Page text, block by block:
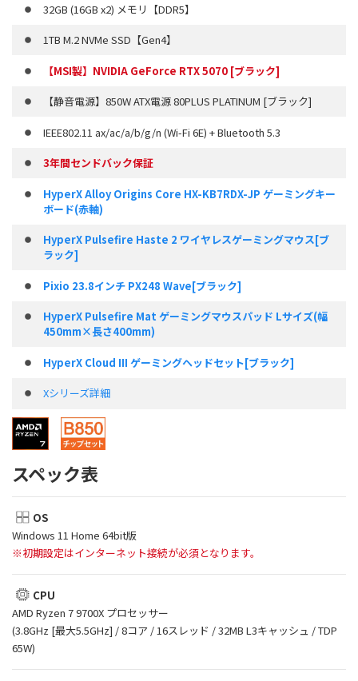
32GB (16GB x2) メモリ【DDR5】
1TB M.2 NVMe SSD【Gen4】
【MSI製】NVIDIA GeForce RTX 5070 [ブラック]
【静音電源】850W ATX電源 80PLUS PLATINUM [ブラック]
IEEE802.11 ax/ac/a/b/g/n (Wi-Fi 6E) + Bluetooth 5.3
3年間センドバック保証
HyperX Alloy Origins Core HX-KB7RDX-JP ゲーミングキー
ボード(赤軸)
HyperX Pulsefire Haste 2 ワイヤレスゲーミングマウス[ブ
ラック]
Pixio 23.8インチ PX248 Wave[ブラック]
HyperX Pulsefire Mat ゲーミングマウスパッド Lサイズ(幅
450mm×長さ400mm)
HyperX Cloud III ゲーミングヘッドセット[ブラック]
Xシリーズ詳細
スペック表
OS
Windows 11 Home 64bit版
※初期設定はインターネット接続が必須となります。
CPU
AMD Ryzen 7 9700X プロセッサー
(3.8GHz [最大5.5GHz] / 8コア / 16スレッド / 32MB L3キャッシュ / TDP
65W)